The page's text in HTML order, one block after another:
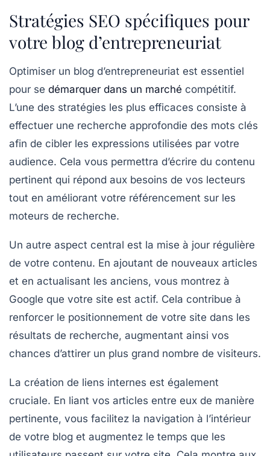
Stratégies SEO spécifiques pour
votre blog d’entrepreneuriat
Optimiser un blog d’entrepreneuriat est essentiel
pour se démarquer dans un marché compétitif.
L’une des stratégies les plus efficaces consiste à
effectuer une recherche approfondie des mots clés
afin de cibler les expressions utilisées par votre
audience. Cela vous permettra d’écrire du contenu
pertinent qui répond aux besoins de vos lecteurs
tout en améliorant votre référencement sur les
moteurs de recherche.
Un autre aspect central est la mise à jour régulière
de votre contenu. En ajoutant de nouveaux articles
et en actualisant les anciens, vous montrez à
Google que votre site est actif. Cela contribue à
renforcer le positionnement de votre site dans les
résultats de recherche, augmentant ainsi vos
chances d’attirer un plus grand nombre de visiteurs.
La création de liens internes est également
cruciale. En liant vos articles entre eux de manière
pertinente, vous facilitez la navigation à l’intérieur
de votre blog et augmentez le temps que les